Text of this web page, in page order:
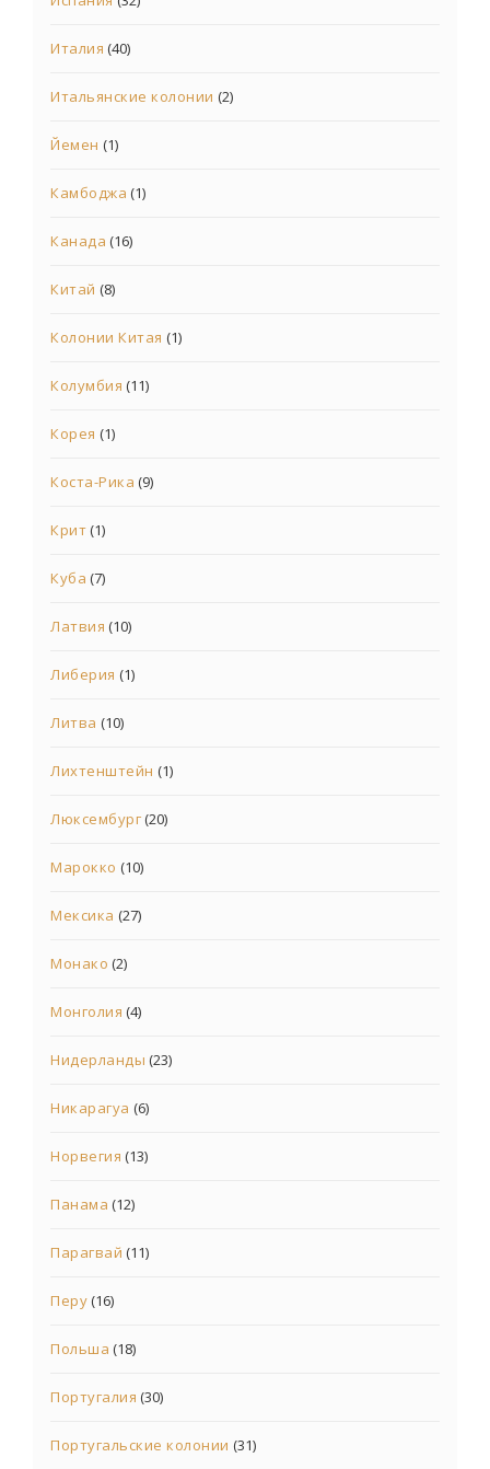
Италия (40)
Итальянские колонии (2)
Йемен (1)
Камбоджа (1)
Канада (16)
Китай (8)
Колонии Китая (1)
Колумбия (11)
Корея (1)
Коста-Рика (9)
Крит(1)
Куба (7)
Латвия (10)
Либерия (1)
Литва (10)
Лихтенштейн (1)
Люксембург(20)
Марокко (10)
Мексика (27)
Монако (2)
Монголия (4)
Нидерланды (23)
Никарагуа (6)
Норвегия (13)
Панама (12)
Парагвай (11)
Перу(16)
Польша (18)
Португалия (30)
Португальские колонии (31)